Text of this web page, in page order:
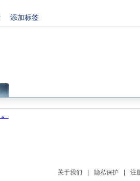
添加标签
关于我们 隐私保护
注